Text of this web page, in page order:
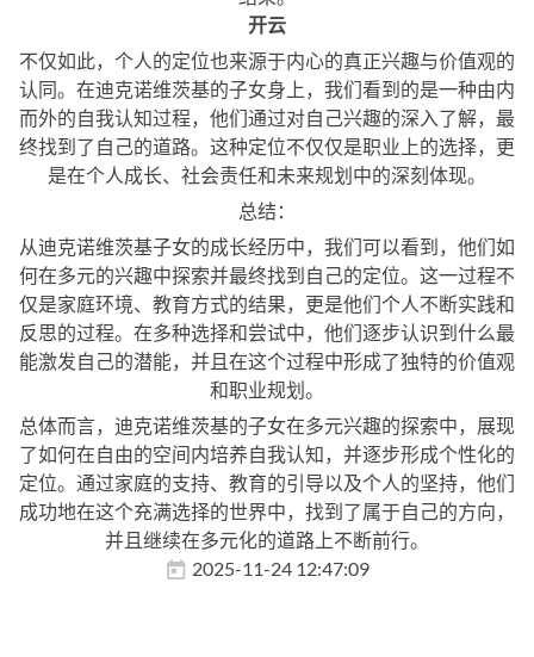
开云
不仅如此，个人的定位也来源于内心的真正兴趣与价值观的
认同。在迪克诺维茨基的子女身上，我们看到的是一种由内
而外的自我认知过程，他们通过对自己兴趣的深入了解，最
终找到了自己的道路。这种定位不仅仅是职业上的选择，更
是在个人成长、社会责任和未来规划中的深刻体现。
总结：
从迪克诺维茨基子女的成长经历中，我们可以看到，他们如
何在多元的兴趣中探索并最终找到自己的定位。这一过程不
仅是家庭环境、教育方式的结果，更是他们个人不断实践和
反思的过程。在多种选择和尝试中，他们逐步认识到什么最
能激发自己的潜能，并且在这个过程中形成了独特的价值观
和职业规划。
总体而言，迪克诺维茨基的子女在多元兴趣的探索中，展现
了如何在自由的空间内培养自我认知，并逐步形成个性化的
定位。通过家庭的支持、教育的引导以及个人的坚持，他们
成功地在这个充满选择的世界中，找到了属于自己的方向，
并且继续在多元化的道路上不断前行。
2025-11-24 12:47:09